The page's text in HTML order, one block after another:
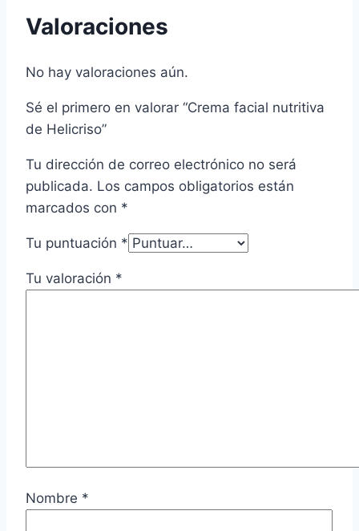
Valoraciones
No hay valoraciones aún.
Sé el primero en valorar “Crema facial nutritiva
de Helicriso”
Tu dirección de correo electrónico no será
publicada. Los campos obligatorios están
marcados con *
Tu puntuación *
Tu valoración *
Nombre *